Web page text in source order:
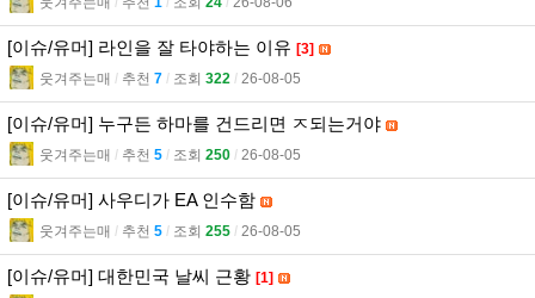
[이슈/유머] 라인을 잘 타야하는 이유 [3]
웃겨주는매 l 추천 7 l 조회 322 l 26-08-05
[이슈/유머] 누구든 하마를 건드리면 ㅈ되는거야
웃겨주는매 l 추천 5 l 조회 250 l 26-08-05
[이슈/유머] 사우디가 EA 인수함
웃겨주는매 l 추천 5 l 조회 255 l 26-08-05
[이슈/유머] 대한민국 날씨 근황 [1]